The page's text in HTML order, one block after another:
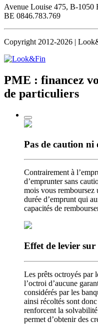
Avenue Louise 475, B-1050
BE 0846.783.769
Copyright 2012-2026 |
PME : financez
de particuliers
Pas de caution ni
Contrairement à
d’emprunter sans
mois vous remboursez
durée d’emprunt qui
capacités de
Effet de levier sur
Les prêts octroyés par
l’octroi d’aucune
considérés par les
ainsi récoltés sont
renforcent la
permet d’obtenir des